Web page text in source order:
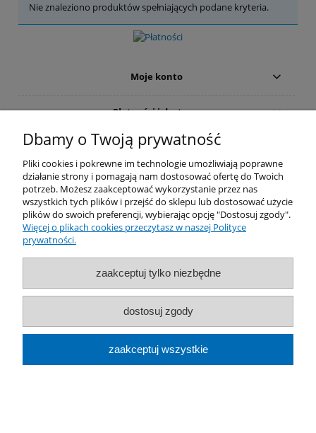
Nie znaleziono produktów spełniających podane kryteria.
Moje konto
Płatności i dostawa
Informacje
O nas
pokaż pełną wersję strony
Dbamy o Twoją prywatność
Pliki cookies i pokrewne im technologie umożliwiają poprawne
działanie strony i pomagają nam dostosować ofertę do Twoich
potrzeb. Możesz zaakceptować wykorzystanie przez nas
wszystkich tych plików i przejść do sklepu lub dostosować użycie
plików do swoich preferencji, wybierając opcję "Dostosuj zgody".
Więcej o plikach cookies przeczytasz w naszej Polityce
prywatności.
zaakceptuj tylko niezbędne
dostosuj zgody
zaakceptuj wszystkie